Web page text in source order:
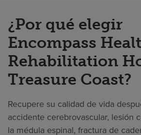
¿Por qué elegir
Encompass
Rehabilitation
Treasure Coast?
Recupere su calidad de vida
accidente cerebrovascular, lesión
la médula espinal, fractura de